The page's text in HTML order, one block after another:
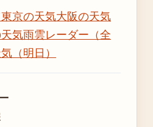
東京の天気大阪の天気
気雨雲レーダー（全
（明日）